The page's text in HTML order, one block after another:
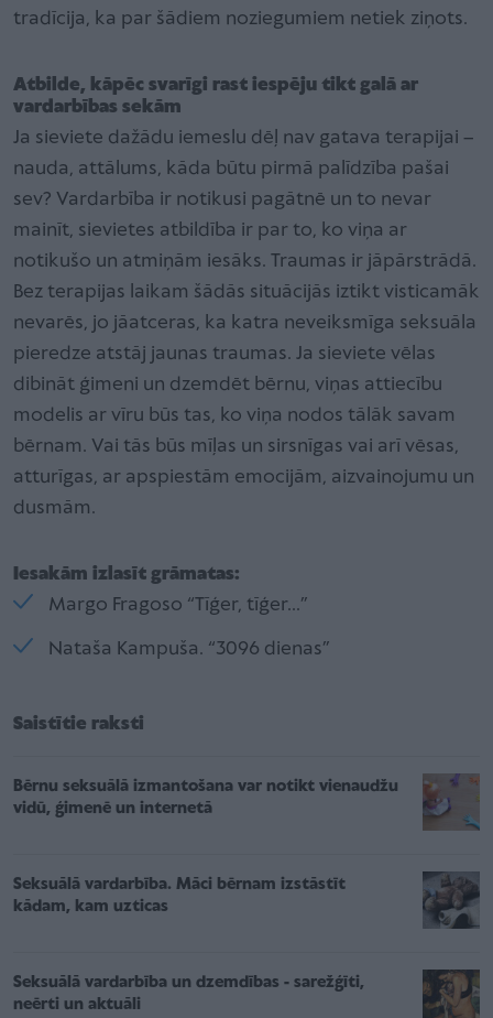
tradīcija, ka par šādiem noziegumiem netiek ziņots.
Atbilde, kāpēc svarīgi rast iespēju tikt galā ar
vardarbības sekām
Ja sieviete dažādu iemeslu dēļ nav gatava terapijai –
nauda, attālums, kāda būtu pirmā palīdzība pašai
sev? Vardarbība ir notikusi pagātnē un to nevar
mainīt, sievietes atbildība ir par to, ko viņa ar
notikušo un atmiņām iesāks. Traumas ir jāpārstrādā.
Bez terapijas laikam šādās situācijās iztikt visticamāk
nevarēs, jo jāatceras, ka katra neveiksmīga seksuāla
pieredze atstāj jaunas traumas. Ja sieviete vēlas
dibināt ģimeni un dzemdēt bērnu, viņas attiecību
modelis ar vīru būs tas, ko viņa nodos tālāk savam
bērnam. Vai tās būs mīļas un sirsnīgas vai arī vēsas,
atturīgas, ar apspiestām emocijām, aizvainojumu un
dusmām.
Iesakām izlasīt grāmatas:
Margo Fragoso “Tīģer, tīģer...”
Nataša Kampuša. “3096 dienas”
Saistītie raksti
Bērnu seksuālā izmantošana var notikt vienaudžu
vidū, ģimenē un internetā
Seksuālā vardarbība. Māci bērnam izstāstīt
kādam, kam uzticas
Seksuālā vardarbība un dzemdības - sarežģīti,
neērti un aktuāli